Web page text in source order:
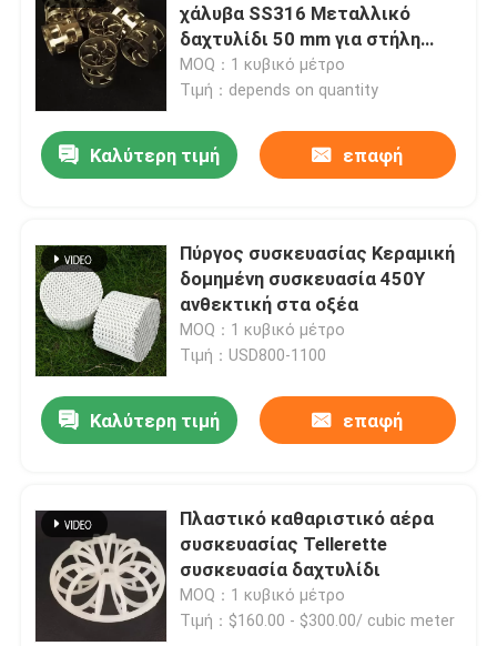
χάλυβα SS316 Μεταλλικό
δαχτυλίδι 50 mm για στήλη
απόσταξης
MOQ：1 κυβικό μέτρο
Τιμή：depends on quantity
Καλύτερη τιμή επαφή
Πύργος συσκευασίας Κεραμική
δομημένη συσκευασία 450Y
ανθεκτική στα οξέα
MOQ：1 κυβικό μέτρο
Τιμή：USD800-1100
Καλύτερη τιμή επαφή
Πλαστικό καθαριστικό αέρα
συσκευασίας Tellerette
συσκευασία δαχτυλίδι
MOQ：1 κυβικό μέτρο
Τιμή：$160.00 - $300.00/ cubic meter